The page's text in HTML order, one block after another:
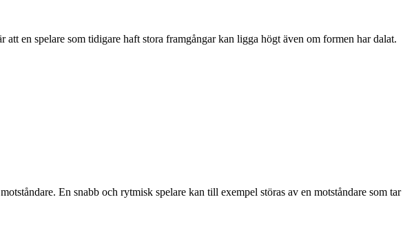
en spelare som tidigare haft stora framgångar kan ligga högt även om formen har dalat.
En snabb och rytmisk spelare kan till exempel störas av en motståndare som tar